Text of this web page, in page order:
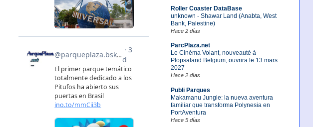
Roller Coaster DataBase
unknown - Shawar Land (Anabta, West
Bank, Palestine)
Hace 2 días
ParcPlaza.net
Le Cinéma Volant, nouveauté à
Plopsaland Belgium, ouvrira le 13 mars
2027
Hace 2 días
Publi Parques
Makamanu Jungle: la nueva aventura
familiar que transforma Polynesia en
PortAventura
Hace 5 días